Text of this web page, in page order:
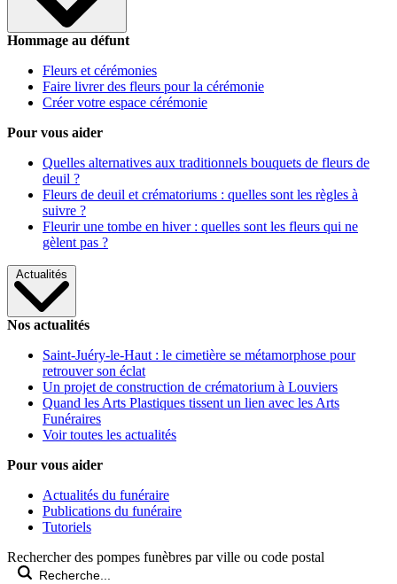
Hommage au défunt
Fleurs et cérémonies
Faire livrer des fleurs pour la cérémonie
Créer votre espace cérémonie
Pour vous aider
Quelles alternatives aux traditionnels bouquets de fleurs de
deuil ?
Fleurs de deuil et crématoriums : quelles sont les règles à
suivre ?
Fleurir une tombe en hiver : quelles sont les fleurs qui ne
gèlent pas ?
Actualités
Nos actualités
Saint-Juéry-le-Haut : le cimetière se métamorphose pour
retrouver son éclat
Un projet de construction de crématorium à Louviers
Quand les Arts Plastiques tissent un lien avec les Arts
Funéraires
Voir toutes les actualités
Pour vous aider
Actualités du funéraire
Publications du funéraire
Tutoriels
Rechercher des pompes funèbres par ville ou code postal